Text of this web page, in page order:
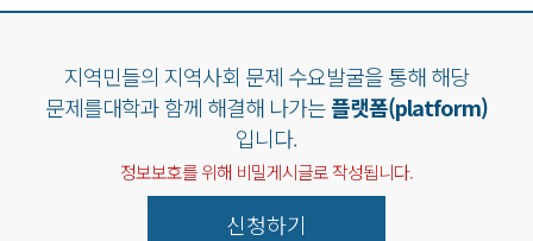
지역민들의 지역사회 문제 수요발굴을 통해 해당
문제를대학과 함께 해결해 나가는플랫폼(platform)
입니다.
정보보호를 위해 비밀게시글로 작성됩니다.
신청하기